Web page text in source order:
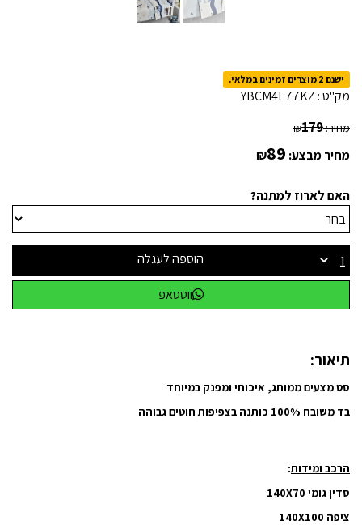
ישנם 2 מוצרים זמינים במלאי.
מק"ט : YBCM4E77KZ
מחיר: ₪179
מחיר מבצע: ₪89
האם לארוז למתנה?
הוספה לעגלה
ווטסאפ
תיאור:
סט מצעים ממותג, איכותי ומפנק במיוחד
בד משובח 100% כותנה בצפיפות חוטים גבוהה
הרכב ומידות:
סדין גומי 140X70
ציפה 140X100